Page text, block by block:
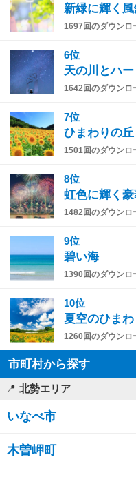
新緑に輝く
1697回のダウンロ
6位
天の川とハ
1642回のダウンロ
7位
ひまわりの
1501回のダウンロ
8位
虹色に輝く
1482回のダウンロ
9位
碧い海
1390回のダウンロ
10位
夏空のひまわ
1260回のダウンロ
市町村から探す
北勢エリア
いなべ市
木曽岬町